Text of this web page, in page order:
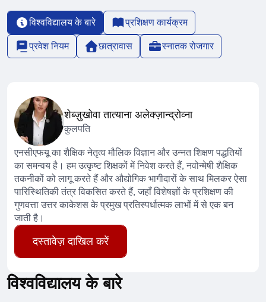
विश्वविद्यालय के बारे
प्रशिक्षण कार्यक्रम
प्रवेश नियम
छात्रावास स्नातक रोजगार
शेब्ज़ुखोवा तात्याना अलेक्ज़ान्द्रोव्ना
कुलपति
एनसीएफयू का शैक्षिक नेतृत्व मौलिक विज्ञान और उन्नत शिक्षण पद्धतियों
का समन्वय है। हम उत्कृष्ट शिक्षकों में निवेश करते हैं, नवोन्मेषी शैक्षिक
तकनीकों को लागू करते हैं और औद्योगिक भागीदारों के साथ मिलकर ऐसा
पारिस्थितिकी तंत्र विकसित करते हैं, जहाँ विशेषज्ञों के प्रशिक्षण की
गुणवत्ता उत्तर काकेशस के प्रमुख प्रतिस्पर्धात्मक लाभों में से एक बन
जाती है।
दस्तावेज़ दाखिल करें
विश्वविद्यालय के बारे